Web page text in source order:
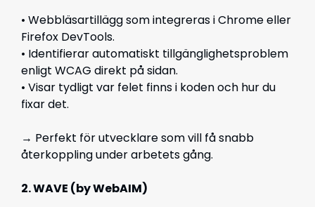
• Webbläsartillägg som integreras i Chrome eller
Firefox DevTools.
• Identifierar automatiskt tillgänglighetsproblem
enligt WCAG direkt på sidan.
• Visar tydligt var felet finns i koden och hur du
fixar det.
→ Perfekt för utvecklare som vill få snabb
återkoppling under arbetets gång.
2. WAVE (by WebAIM)